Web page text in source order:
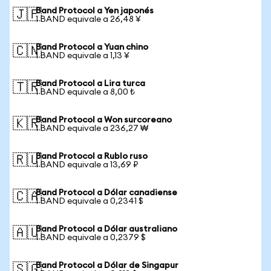
🇯🇵Band Protocol a Yen japonés
1 BAND equivale a 26,48 ¥
🇨🇳Band Protocol a Yuan chino
1 BAND equivale a 1,13 ¥
🇹🇷Band Protocol a Lira turca
1 BAND equivale a 8,00 ₺
🇰🇷Band Protocol a Won surcoreano
1 BAND equivale a 236,27 ₩
🇷🇺Band Protocol a Rublo ruso
1 BAND equivale a 13,69 ₽
🇨🇦Band Protocol a Dólar canadiense
1 BAND equivale a 0,2341 $
🇦🇺Band Protocol a Dólar australiano
1 BAND equivale a 0,2379 $
Band Protocol a Dólar de Singapur